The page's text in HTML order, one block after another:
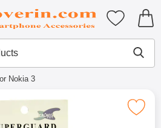
Startpage for Tibro Billiga
Search among our products
My
Nokia 3
Mark screen Protector